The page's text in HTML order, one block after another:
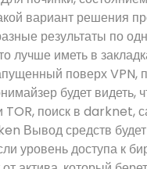
вариант решения
результаты по
лучше иметь в
поверх VPN,
будет видеть,
TOR, поиск в darknet,
Вывод средств
уровень доступа к